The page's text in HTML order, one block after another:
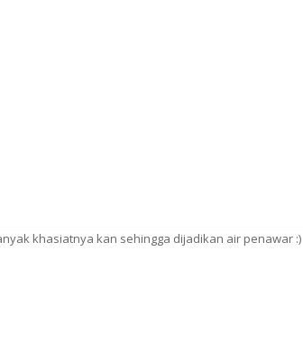
khasiatnya kan sehingga dijadikan air penawar :)